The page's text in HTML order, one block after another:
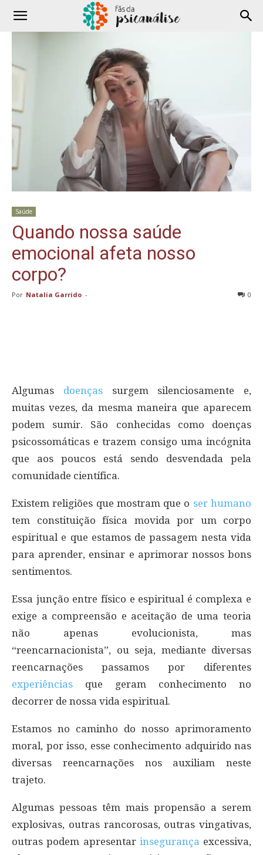
Saúde
Quando nossa saúde
emocional afeta nosso
corpo?
Por Natalia Garrido - 0
Algumas doenças surgem silenciosamente e,
muitas vezes, da mesma maneira que aparecem
podem sumir. São conhecidas como doenças
psicossomáticas e trazem consigo uma incógnita
que aos poucos está sendo desvendada pela
comunidade científica.
Existem religiões que mostram que o ser humano
tem constituição física movida por um corpo
espiritual e que estamos de passagem nesta vida
para aprender, ensinar e aprimorar nossos bons
sentimentos.
Essa junção entre físico e espiritual é complexa e
exige a compreensão e aceitação de uma teoria
não apenas evolucionista, mas
“reencarnacionista”, ou seja, mediante diversas
reencarnações passamos por diferentes
experiências que geram conhecimento no
decorrer de nossa vida espiritual.
Estamos no caminho do nosso aprimoramento
moral, por isso, esse conhecimento adquirido nas
diversas reencarnações nos auxiliam neste
trajeto.
Algumas pessoas têm mais propensão a serem
explosivas, outras rancorosas, outras vingativas,
outras podem apresentar insegurança excessiva,